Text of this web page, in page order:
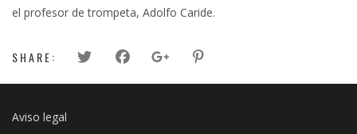
el profesor de trompeta, Adolfo Caride.
SHARE:
Aviso legal